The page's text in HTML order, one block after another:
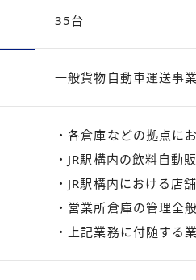
35台
一般貨物自動車運送事業
・各倉庫などの拠点に
・JR駅構内の飲料自動
・JR駅構内における店
・営業所倉庫の管理全般
・上記業務に付随する